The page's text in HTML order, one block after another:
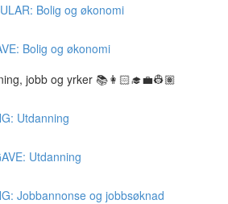
Bolig og økonomi
Bolig og økonomi
jobb og yrker 📚👩🏻‍🎓💼👷🏽
Utdanning
Utdanning
Jobbannonse og jobbsøknad